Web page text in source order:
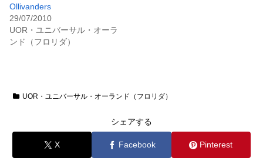
Ollivanders
29/07/2010
UOR・ユニバーサル・オーラ
ンド（フロリダ）
UOR・ユニバーサル・オーランド（フロリダ）
シェアする
X Facebook Pinterest